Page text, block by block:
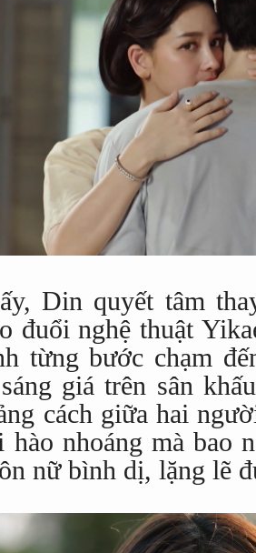
Din quyết tâm
đuổi nghệ thuật
từng bước chạm
giá trên sân
cách giữa hai
hào nhoáng mà bao
nữ bình dị, lặng lẽ